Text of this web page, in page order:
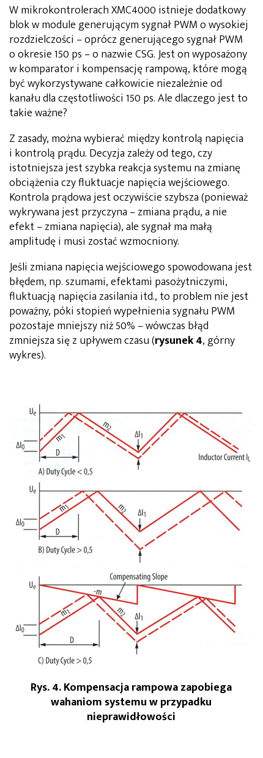
W mikrokontrolerach XMC4000 istnieje dodatkowy
blok w module generującym sygnał PWM o wysokiej
rozdzielczości – oprócz generującego sygnał PWM
o okresie 150 ps – o nazwie CSG. Jest on wyposażony
w komparator i kompensację rampową, które mogą
być wykorzystywane całkowicie niezależnie od
kanału dla częstotliwości 150 ps. Ale dlaczego jest to
takie ważne?
Z zasady, można wybierać między kontrolą napięcia
i kontrolą prądu. Decyzja zależy od tego, czy
istotniejsza jest szybka reakcja systemu na zmianę
obciążenia czy fluktuacje napięcia wejściowego.
Kontrola prądowa jest oczywiście szybsza (ponieważ
wykrywana jest przyczyna – zmiana prądu, a nie
efekt – zmiana napięcia), ale sygnał ma małą
amplitudę i musi zostać wzmocniony.
Jeśli zmiana napięcia wejściowego spowodowana jest
błędem, np. szumami, efektami pasożytniczymi,
fluktuacją napięcia zasilania itd., to problem nie jest
poważny, póki stopień wypełnienia sygnału PWM
pozostaje mniejszy niż 50% – wówczas błąd
zmniejsza się z upływem czasu (rysunek 4, górny
wykres).
Rys. 4. Kompensacja rampowa zapobiega
wahaniom systemu w przypadku
nieprawidłowości